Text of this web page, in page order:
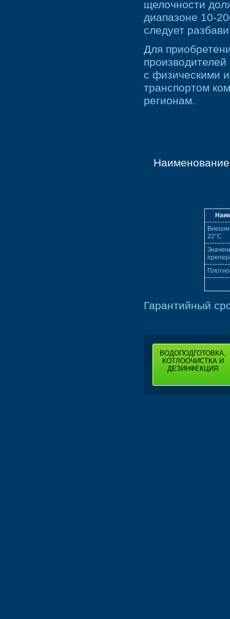
щелочности
диапазоне 10-
следует
Для
с физическими
транспортом
регионам.
22°С
Гарантийный
ВОДОПОДГОТОВКА,
КОТЛООЧИСТКА И
ДЕЗИНФЕКЦИЯ